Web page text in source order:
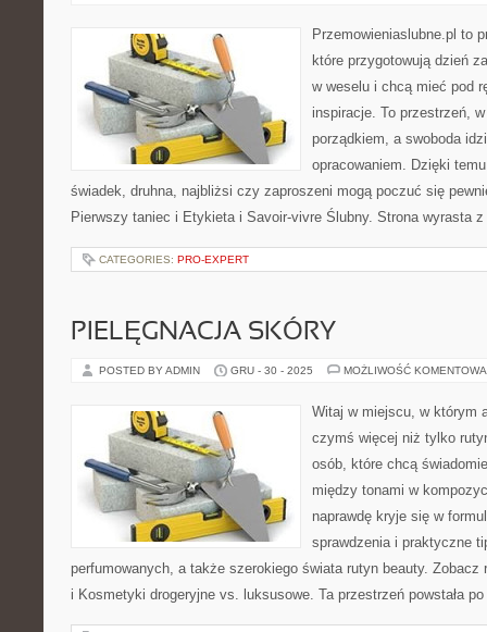
Przemowieniaslubne.pl to
które przygotowują dzień
w weselu i chcą mieć pod
inspiracje. To przestrzeń,
porządkiem, a swoboda
opracowaniem. Dzięki
świadek, druhna, najbliżsi czy zaproszeni mogą poczuć się
Pierwszy taniec i Etykieta i Savoir-vivre Ślubny. Strona wyrasta
CATEGORIES: PRO-EXPERT
PIELĘGNACJA SKÓRY
POSTED BY ADMIN GRU - 30 - 2025 MOŻLIWOŚĆ
Witaj w miejscu, w którym
czymś więcej niż tylko
osób, które chcą
między tonami w
naprawdę kryje się w
sprawdzenia i praktyczne
perfumowanych, a także szerokiego świata rutyn beauty. Zobacz
i Kosmetyki drogeryjne vs. luksusowe. Ta przestrzeń powstała